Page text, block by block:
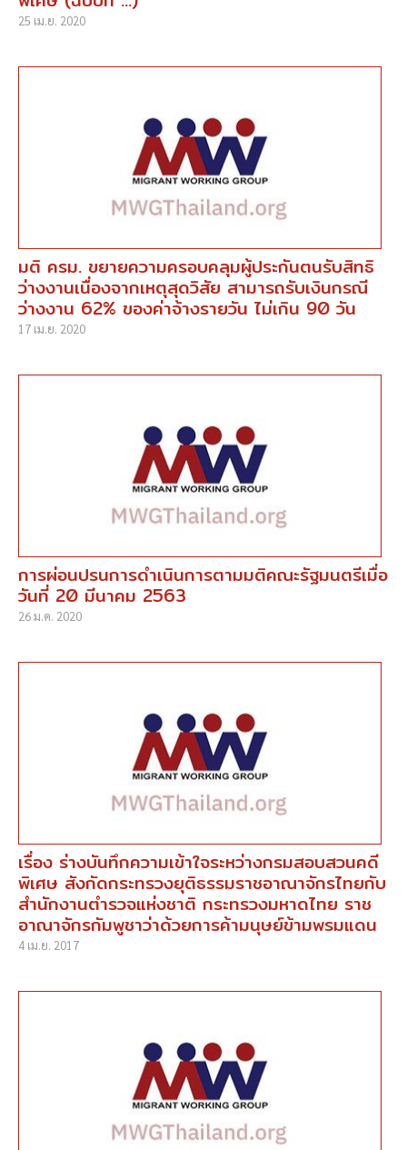
25 เม.ย. 2020
มติ ครม. ขยายความครอบคลุมผู้ประกันตนรับสิทธิ
ว่างงานเนื่องจากเหตุสุดวิสัย สามารถรับเงินกรณี
ว่างงาน 62% ของค่าจ้างรายวัน ไม่เกิน 90 วัน
17 เม.ย. 2020
การผ่อนปรนการดำเนินการตามมติคณะรัฐมนตรีเมื่อ
วันที่ 20 มีนาคม 2563
26 ม.ค. 2020
เรื่อง ร่างบันทึกความเข้าใจระหว่างกรมสอบสวนคดี
พิเศษ สังกัดกระทรวงยุติธรรมราชอาณาจักรไทยกับ
สำนักงานตำรวจแห่งชาติ กระทรวงมหาดไทย ราช
อาณาจักรกัมพูชาว่าด้วยการค้ามนุษย์ข้ามพรมแดน
4 เม.ย. 2017